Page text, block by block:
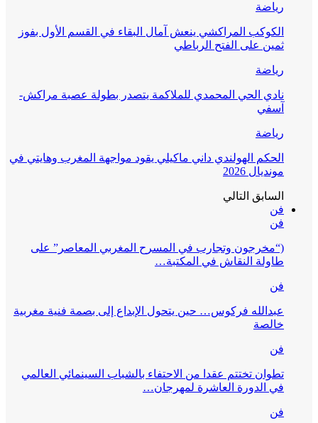
رياضة
الكوكب المراكشي ينعش آمال البقاء في القسم الأول بفوز
ثمين على الفتح الرباطي
رياضة
نادي الحي المحمدي للملاكمة يتصدر بطولة عصبة مراكش-
آسفي
رياضة
الحكم الهولندي داني ماكيلي يقود مواجهة المغرب وهايتي في
مونديال 2026
السابق التالي
فن
فن
(“مخرجون وتجارب في المسرح المغربي المعاصر” على
طاولة النقاش في المكتبة…
فن
عبدالله فركوس… حين يتحول الإبداع إلى بصمة فنية مغربية
خالصة
فن
تطوان تختتم عقدا من الاحتفاء بالشباب السينمائي العالمي
في الدورة العاشرة لمهرجان…
فن